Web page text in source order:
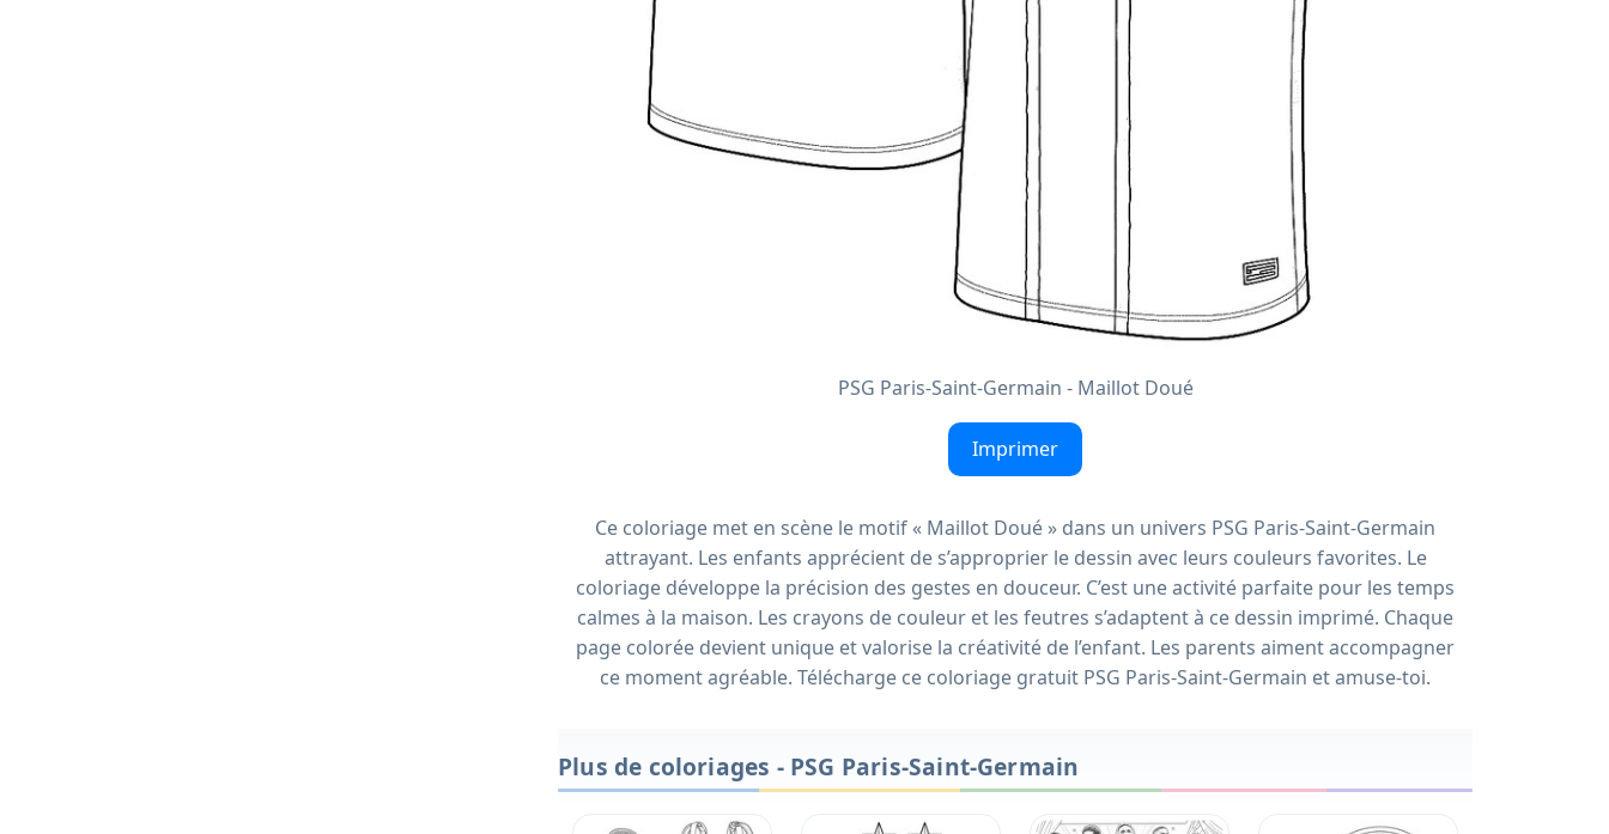
PSG Paris-Saint-Germain - Maillot Doué
Imprimer
Ce coloriage met en scène le motif « Maillot Doué » dans un univers PSG Paris-Saint-Germain
attrayant. Les enfants apprécient de s’approprier le dessin avec leurs couleurs favorites. Le
coloriage développe la précision des gestes en douceur. C’est une activité parfaite pour les temps
calmes à la maison. Les crayons de couleur et les feutres s’adaptent à ce dessin imprimé. Chaque
page colorée devient unique et valorise la créativité de l’enfant. Les parents aiment accompagner
ce moment agréable. Télécharge ce coloriage gratuit PSG Paris-Saint-Germain et amuse-toi.
Plus de coloriages - PSG Paris-Saint-Germain